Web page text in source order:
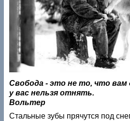
Свобода - это не то, что
у вас нельзя отнять.
Вольтер
Стальные зубы прячутся под